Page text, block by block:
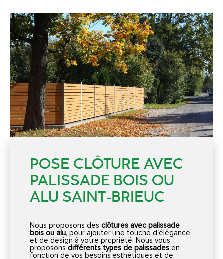
POSE CLÔTURE AVEC
PALISSADE BOIS OU
ALU SAINT-BRIEUC
Nous proposons des clôtures avec palissade
bois ou alu, pour ajouter une touche d'élégance
et de design à votre propriété. Nous vous
proposons différents types de palissades en
fonction de vos besoins esthétiques et de